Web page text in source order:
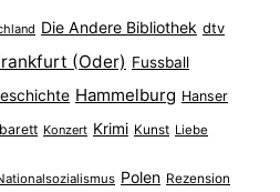
Die Andere Bibliothek dtv
(Oder) Fussball
Hammelburg Hanser
Konzert Krimi Kunst Liebe
Polen Rezension